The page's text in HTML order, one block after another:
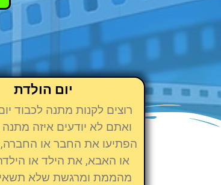
יום הולדת
רוצים לקנות מתנה לכבוד
ואתם לא יודעים איזה מתנה
הפתיעו את החבר או
או האבא, את הילד או
מהממת ומרגשת שלא